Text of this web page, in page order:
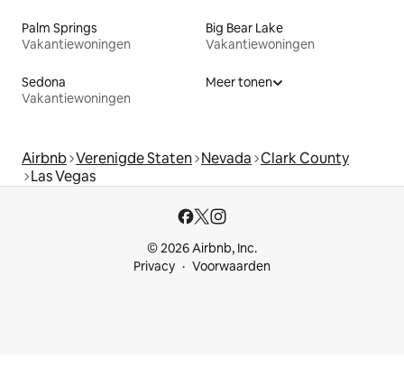
Palm Springs
Vakantiewoningen
Big Bear Lake
Vakantiewoningen
Sedona
Vakantiewoningen
Meer tonen
Airbnb Verenigde Staten Nevada Clark County
Las Vegas
© 2026 Airbnb, Inc.
Privacy
Voorwaarden